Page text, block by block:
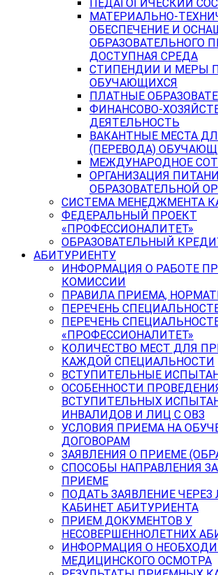
ПЕДАГОГИЧЕСКИЙ
МАТЕРИАЛЬНО-
ОБЕСПЕЧЕНИЕ И
ОБРАЗОВАТЕЛЬНОГО
ДОСТУПНАЯ СРЕДА
СТИПЕНДИИ И МЕРЫ
ОБУЧАЮЩИХСЯ
ПЛАТНЫЕ
ФИНАНСОВО-
ДЕЯТЕЛЬНОСТЬ
ВАКАНТНЫЕ МЕСТА
(ПЕРЕВОДА)
МЕЖДУНАРОДНОЕ
ОРГАНИЗАЦИЯ
ОБРАЗОВАТЕЛЬНОЙ
СИСТЕМА МЕНЕДЖМЕНТА
ФЕДЕРАЛЬНЫЙ ПРОЕКТ
«ПРОФЕССИОНАЛИТЕТ»
ОБРАЗОВАТЕЛЬНЫЙ
АБИТУРИЕНТУ
ИНФОРМАЦИЯ О РАБОТЕ
КОМИССИИ
ПРАВИЛА ПРИЕМА,
ПЕРЕЧЕНЬ
ПЕРЕЧЕНЬ
«ПРОФЕССИОНАЛИТЕТ»
КОЛИЧЕСТВО МЕСТ ДЛЯ
КАЖДОЙ СПЕЦИАЛЬНОСТИ
ВСТУПИТЕЛЬНЫЕ
ОСОБЕННОСТИ
ВСТУПИТЕЛЬНЫХ
ИНВАЛИДОВ И ЛИЦ С ОВЗ
УСЛОВИЯ ПРИЕМА НА
ДОГОВОРАМ
ЗАЯВЛЕНИЯ О ПРИЕМЕ
СПОСОБЫ НАПРАВЛЕНИЯ
ПРИЕМЕ
ПОДАТЬ ЗАЯВЛЕНИЕ
КАБИНЕТ АБИТУРИЕНТА
ПРИЕМ ДОКУМЕНТОВ У
НЕСОВЕРШЕННОЛЕТНИХ
ИНФОРМАЦИЯ О
МЕДИЦИНСКОГО ОСМОТРА